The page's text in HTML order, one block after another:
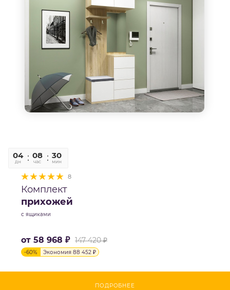
04
дн
08
час
30
мин
8
Комплект
прихожей
с ящиками
от 58 968 ₽ 147 420 ₽
-60% Экономия 88 452 ₽
ПОДРОБНЕЕ